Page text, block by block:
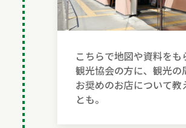
こちらで地図や資料をも
観光協会の方に、観光の
お奨めのお店について教
とも。